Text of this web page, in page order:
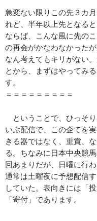
急変ない限りこの先３カ
れど、半年以上先となる
ならば、こんな風に先の
の再会がかなわなかった
なん考えてもキリがない
とから、まずはやってみ
す。
＝＝＝＝＝＝＝＝＝
ということで、ひっそ
いぶ配信で、この企てを
きる器ではなく、重賞、
る。ちなみに日本中央競
回あまりだが、日曜に行
通常は土曜夜に予想配信
していた。表向きには「
「寄付」であります。